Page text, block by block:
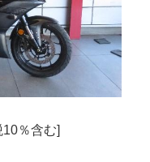
％含む]